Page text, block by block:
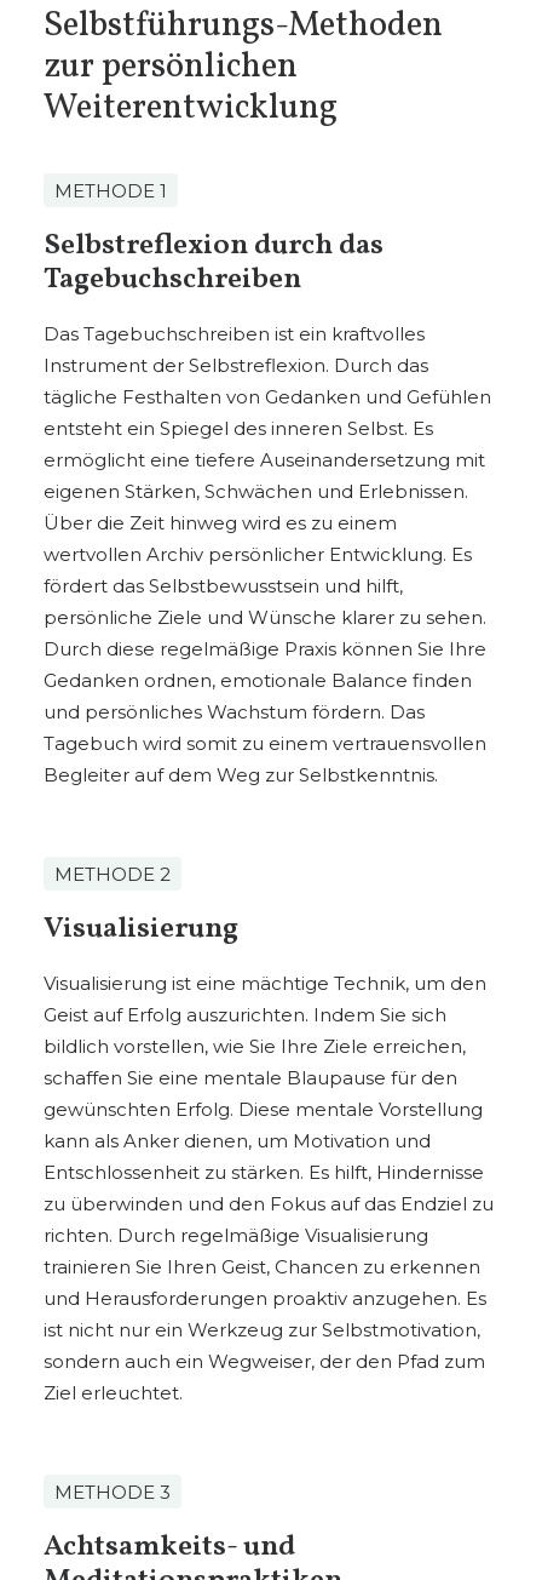
Selbstführungs-Methoden
zur persönlichen
Weiterentwicklung
METHODE 1
Selbstreflexion durch das
Tagebuchschreiben
Das Tagebuchschreiben ist ein kraftvolles
Instrument der Selbstreflexion. Durch das
tägliche Festhalten von Gedanken und Gefühlen
entsteht ein Spiegel des inneren Selbst. Es
ermöglicht eine tiefere Auseinandersetzung mit
eigenen Stärken, Schwächen und Erlebnissen.
Über die Zeit hinweg wird es zu einem
wertvollen Archiv persönlicher Entwicklung. Es
fördert das Selbstbewusstsein und hilft,
persönliche Ziele und Wünsche klarer zu sehen.
Durch diese regelmäßige Praxis können Sie Ihre
Gedanken ordnen, emotionale Balance finden
und persönliches Wachstum fördern. Das
Tagebuch wird somit zu einem vertrauensvollen
Begleiter auf dem Weg zur Selbstkenntnis.
METHODE 2
Visualisierung
Visualisierung ist eine mächtige Technik, um den
Geist auf Erfolg auszurichten. Indem Sie sich
bildlich vorstellen, wie Sie Ihre Ziele erreichen,
schaffen Sie eine mentale Blaupause für den
gewünschten Erfolg. Diese mentale Vorstellung
kann als Anker dienen, um Motivation und
Entschlossenheit zu stärken. Es hilft, Hindernisse
zu überwinden und den Fokus auf das Endziel zu
richten. Durch regelmäßige Visualisierung
trainieren Sie Ihren Geist, Chancen zu erkennen
und Herausforderungen proaktiv anzugehen. Es
ist nicht nur ein Werkzeug zur Selbstmotivation,
sondern auch ein Wegweiser, der den Pfad zum
Ziel erleuchtet.
METHODE 3
Achtsamkeits- und